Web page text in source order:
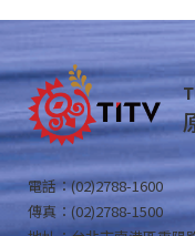
電話：(02)2788-1600
傳真：(02)2788-1500